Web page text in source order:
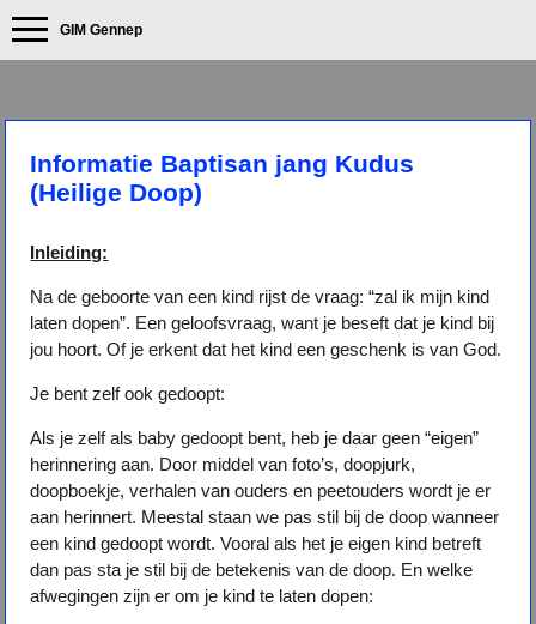
GIM Gennep
Informatie Baptisan jang Kudus
(Heilige Doop)
Inleiding:
Na de geboorte van een kind rijst de vraag: “zal ik mijn kind
laten dopen”. Een geloofsvraag, want je beseft dat je kind bij
jou hoort. Of je erkent dat het kind een geschenk is van God.
Je bent zelf ook gedoopt:
Als je zelf als baby gedoopt bent, heb je daar geen “eigen”
herinnering aan. Door middel van foto’s, doopjurk,
doopboekje, verhalen van ouders en peetouders wordt je er
aan herinnert. Meestal staan we pas stil bij de doop wanneer
een kind gedoopt wordt. Vooral als het je eigen kind betreft
dan pas sta je stil bij de betekenis van de doop. En welke
afwegingen zijn er om je kind te laten dopen: